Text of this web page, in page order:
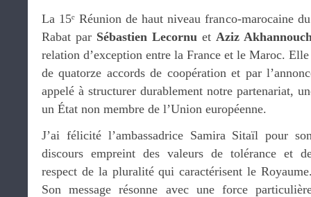
La 15ᵉ Réunion de haut niveau franco-marocaine
Rabat par Sébastien Lecornu et Aziz
relation d’exception entre la France et le Maroc.
de quatorze accords de coopération et par
appelé à structurer durablement notre partenariat,
un État non membre de l’Union européenne.
J’ai félicité l’ambassadrice Samira Sitaïl pour
discours empreint des valeurs de tolérance et
respect de la pluralité qui caractérisent le
Son message résonne avec une force